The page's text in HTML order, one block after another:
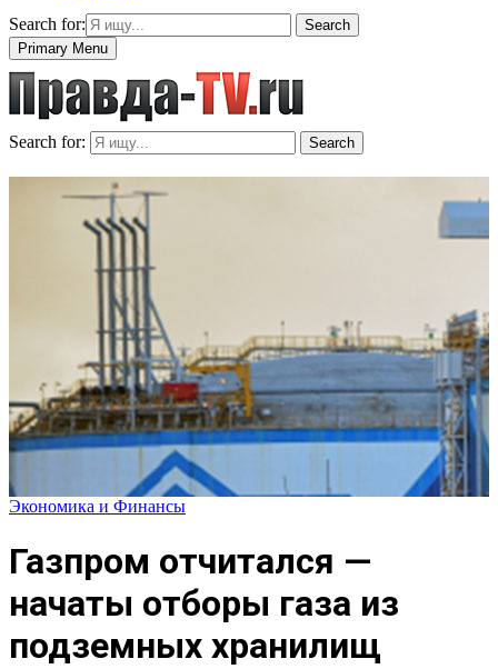
Search for:
Search
Primary Menu
Search for: Search
Экономика и Финансы
Газпром отчитался —
начаты отборы газа из
подземных хранилищ